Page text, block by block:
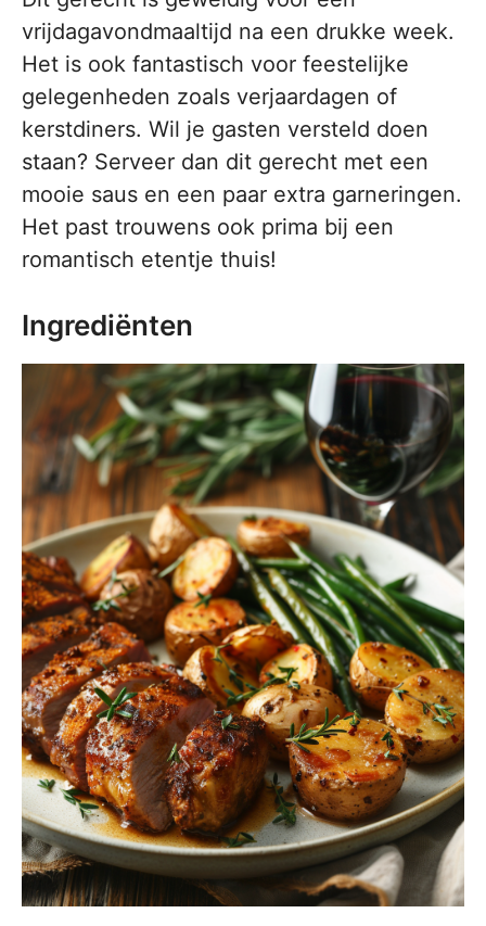
vrijdagavondmaaltijd na een drukke week.
Het is ook fantastisch voor feestelijke
gelegenheden zoals verjaardagen of
kerstdiners. Wil je gasten versteld doen
staan? Serveer dan dit gerecht met een
mooie saus en een paar extra garneringen.
Het past trouwens ook prima bij een
romantisch etentje thuis!
Ingrediënten